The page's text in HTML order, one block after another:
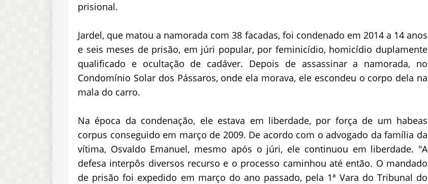
prisional.
Jardel, que matou a namorada com 38 facadas, foi condenado em 2014 a 14 anos
e seis meses de prisão, em júri popular, por feminicídio, homicídio duplamente
qualificado e ocultação de cadáver. Depois de assassinar a namorada, no
Condomínio Solar dos Pássaros, onde ela morava, ele escondeu o corpo dela na
mala do carro.
Na época da condenação, ele estava em liberdade, por força de um habeas
corpus conseguido em março de 2009. De acordo com o advogado da família da
vítima, Osvaldo Emanuel, mesmo após o júri, ele continuou em liberdade. "A
defesa interpôs diversos recurso e o processo caminhou até então. O mandado
de prisão foi expedido em março do ano passado, pela 1ª Vara do Tribunal do